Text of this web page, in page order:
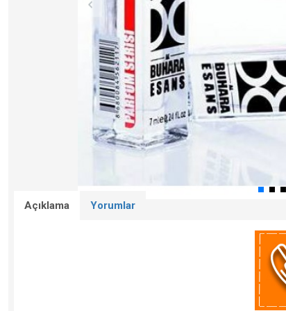
Açıklama Yorumlar